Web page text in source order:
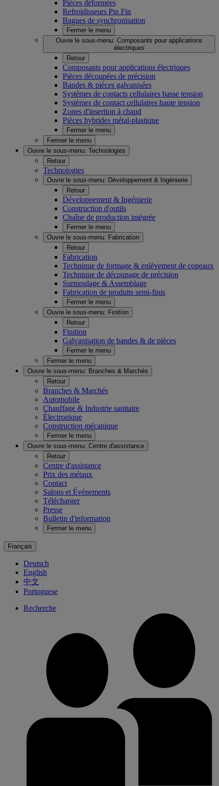
Pièces déformées
Refroidisseurs Pin Fin
Bagues de synchronisation
Fermer le menu
Ouvre le sous-menu: Composants pour applications
électriques
Retour
Composants pour applications électriques
Pièces découpées de précision
Bandes & pièces galvanisées
Systèmes de contacts cellulaires basse tension
Systèmes de contact cellulaires haute tension
Zones d'insertion à chaud
Pièces hybrides métal-plastique
Fermer le menu
Fermer le menu
Ouvre le sous-menu: Technologies
Retour
Technologies
Ouvre le sous-menu: Développement & Ingénierie
Retour
Développement & Ingénierie
Construction d'outils
Chaîne de production intégrée
Fermer le menu
Ouvre le sous-menu: Fabrication
Retour
Fabrication
Technique de formage & enlèvement de copeaux
Technique de découpage de précision
Surmoulage & Assemblage
Fabrication de produits semi-finis
Fermer le menu
Ouvre le sous-menu: Finition
Retour
Finition
Galvanisation de bandes & de pièces
Fermer le menu
Fermer le menu
Ouvre le sous-menu: Branches & Marchés
Retour
Branches & Marchés
Automobile
Chauffage & Industrie sanitaire
Électronique
Construction mécanique
Fermer le menu
Ouvre le sous-menu: Centre d'assistance
Retour
Centre d'assistance
Prix des métaux
Contact
Salons et Événements
Télécharger
Presse
Bulletin d'information
Fermer le menu
Français
Deutsch
English
中文
Portuguese
Recherche